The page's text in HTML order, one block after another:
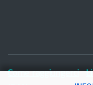
Come raggiungerci